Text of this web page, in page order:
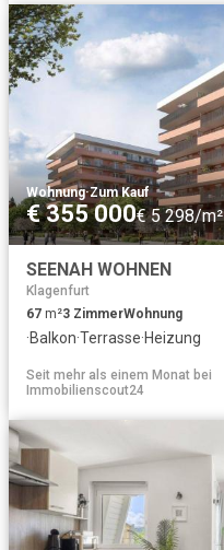
Wohnung·Zum Kauf
€ 355 000€ 5 298/m²
SEENAH WOHNEN
Klagenfurt
67 m²3 ZimmerWohnung
·Balkon·Terrasse·Heizung
Seit mehr als einem Monat bei
Immobilienscout24